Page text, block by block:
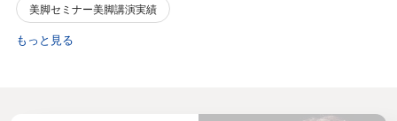
美脚セミナー美脚講演実績
もっと見る